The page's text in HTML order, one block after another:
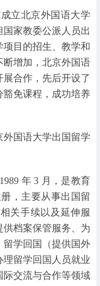
立北京外国语大学
国家教委公派人员出
项目的招生、教学和
断增加，北京外国语
合作，先后开设了
豁免课程，成功培养
国语大学出国留学
年 3 月，是教育
，主要从事出国留
关手续以及延伸服
档案保管服务、为
留学回国（提供国外
留学回国人员就业
际交流与合作等领域